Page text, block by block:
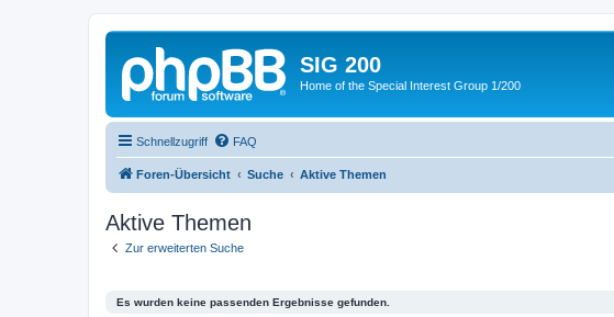
SIG 200
Home of the Special Interest Group 1/200
Schnellzugriff FAQ
Foren-Übersicht Suche Aktive Themen
Aktive Themen
Zur erweiterten Suche
Es wurden keine passenden Ergebnisse gefunden.